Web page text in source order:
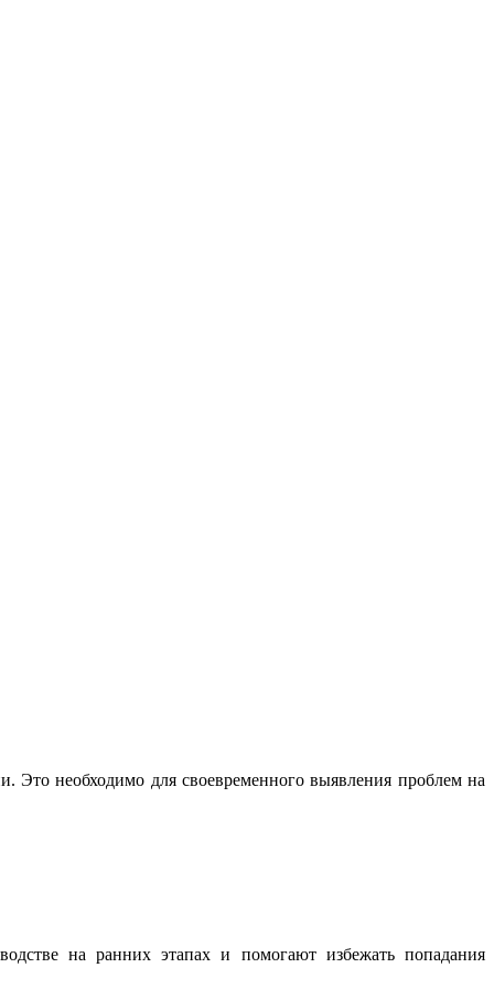
Это необходимо для своевременного выявления проблем на
на ранних этапах и помогают избежать попадания